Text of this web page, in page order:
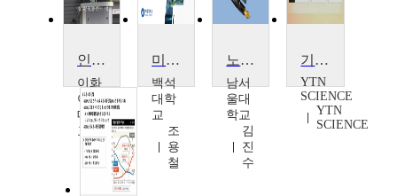
인구고령화와 연령통합사회
이화
여자
대학
교
정
경
미래사회와 과학기술
백석
대학
교
조
용
철
노인복지론
남서
울대
학교
김
진
수
기술혁신을 기반으로 한 헬스케어 3.0 시대
YTN
SCIENCE
YTN
SCIENCE